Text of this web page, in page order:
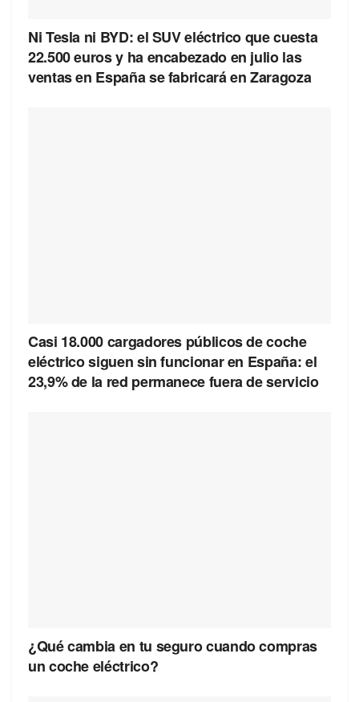
Ni Tesla ni BYD: el SUV eléctrico que cuesta
22.500 euros y ha encabezado en julio las
ventas en España se fabricará en Zaragoza
Casi 18.000 cargadores públicos de coche
eléctrico siguen sin funcionar en España: el
23,9% de la red permanece fuera de servicio
¿Qué cambia en tu seguro cuando compras
un coche eléctrico?